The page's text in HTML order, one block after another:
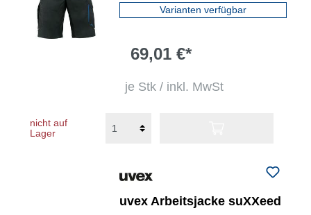
Varianten verfügbar
69,01 €*
je Stk / inkl. MwSt
nicht auf
Lager
uvex Arbeitsjacke suXXeed